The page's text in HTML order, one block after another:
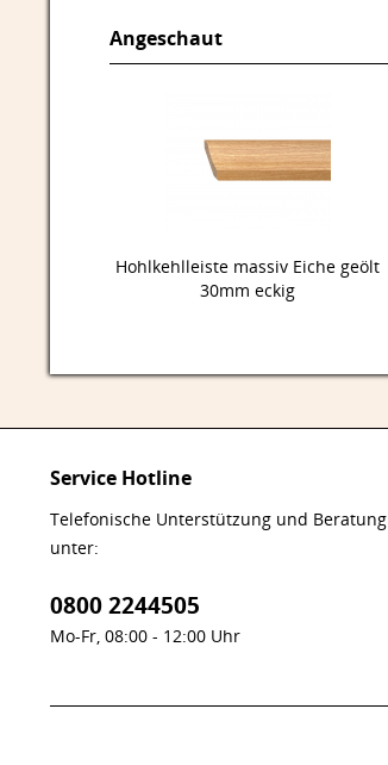
Angeschaut
Hohlkehlleiste massiv Eiche geölt
30mm eckig
Service Hotline
Telefonische Unterstützung und Beratung
unter:
0800 2244505
Mo-Fr, 08:00 - 12:00 Uhr